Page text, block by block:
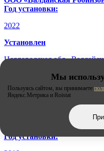
Год установки:
2022
Установлен
Новгородская обл.,
Подробнее о проекте
ООО «Елизарова-96»
Год установки:
Мы
Пользуясь сайтом, вы принимаете
Яндекс.Метрика и Roistat